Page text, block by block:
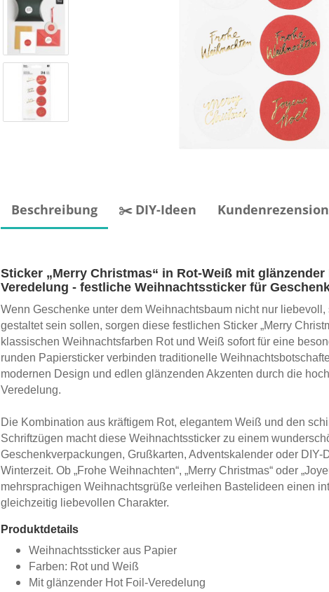
Beschreibung ✂️ DIY-Ideen
Sticker „Merry Christmas“ in Rot-Weiß mit glänzender
Veredelung - festliche Weihnachtssticker für
Wenn Geschenke unter dem Weihnachtsbaum nicht nur liebevoll,
gestaltet sein sollen, sorgen diese festlichen Sticker „Merry
klassischen Weihnachtsfarben Rot und Weiß sofort für eine
runden Papiersticker verbinden traditionelle
modernen Design und edlen glänzenden Akzenten durch die
Veredelung.
Die Kombination aus kräftigem Rot, elegantem Weiß und den
Schriftzügen macht diese Weihnachtssticker zu einem
Geschenkverpackungen, Grußkarten, Adventskalender oder DIY-
Winterzeit. Ob „Frohe Weihnachten“, „Merry Christmas“ oder
mehrsprachigen Weihnachtsgrüße verleihen Bastelideen einen
gleichzeitig liebevollen Charakter.
Produktdetails
Weihnachtssticker aus Papier
Farben: Rot und Weiß
Mit glänzender Hot Foil-Veredelung